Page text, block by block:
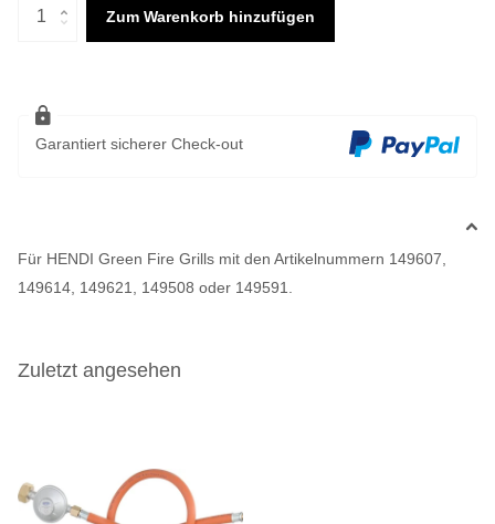
Zum Warenkorb hinzufügen
Garantiert sicherer Check-out
Für HENDI Green Fire Grills mit den Artikelnummern 149607,
149614, 149621, 149508 oder 149591.
Zuletzt angesehen